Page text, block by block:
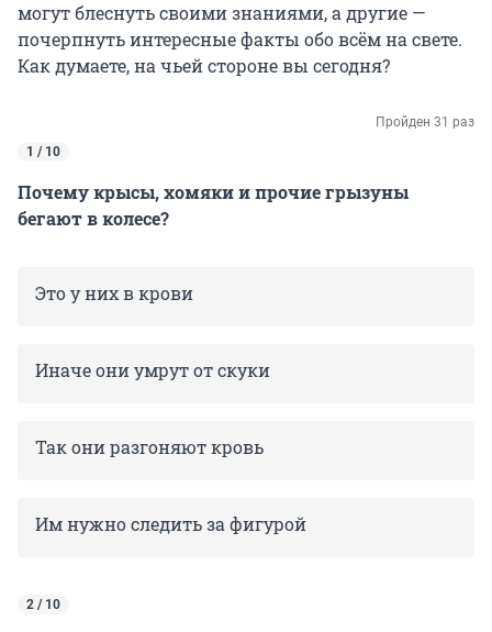
могут блеснуть своими знаниями, а другие —
почерпнуть интересные факты обо всём на свете.
Как думаете, на чьей стороне вы сегодня?
Пройден 31 раз
1 / 10
Почему крысы, хомяки и прочие грызуны
бегают в колесе?
Это у них в крови
Иначе они умрут от скуки
Так они разгоняют кровь
Им нужно следить за фигурой
2 / 10